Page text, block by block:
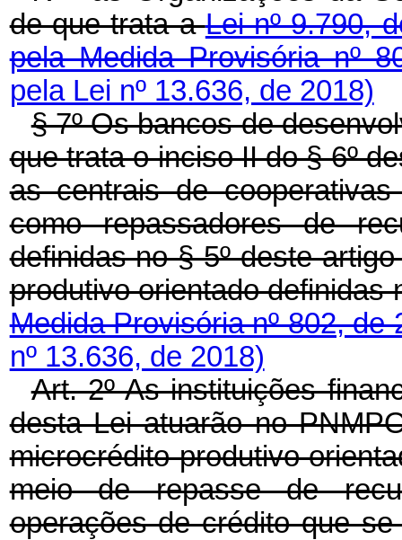
de que trata aLei nº 9.790,
pela Medida Provisória nº
pela Lei nº 13.636, de 2018)
§ 7º Os bancos de
que trata o inciso II do § 6º
as centrais de
como repassadores de
definidas no § 5º deste
produtivo orientado definidas
Medida Provisória nº 802, de
nº 13.636, de 2018)
Art. 2º As instituições
desta Lei atuarão no
microcrédito produtivo
meio de repasse de
operações de crédito que